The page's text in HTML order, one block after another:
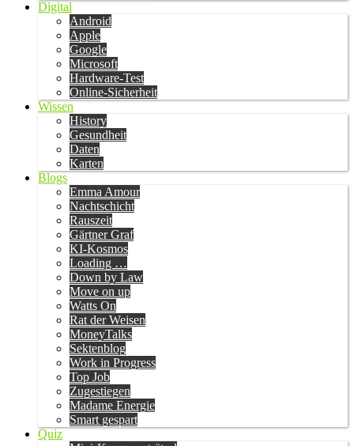
Digital
Android
Apple
Google
Microsoft
Hardware-Test
Online-Sicherheit
Wissen
History
Gesundheit
Daten
Karten
Blogs
Emma Amour
Nachtschicht
Rauszeit
Gärtner Graf
KI-Kosmos
Loading …
Down by Law
Move on up
Watts On
Rat der Weisen
MoneyTalks
Sektenblog
Work in Progress
Top Job
Zugestiegen
Madame Energie
Smart gespart
Quiz